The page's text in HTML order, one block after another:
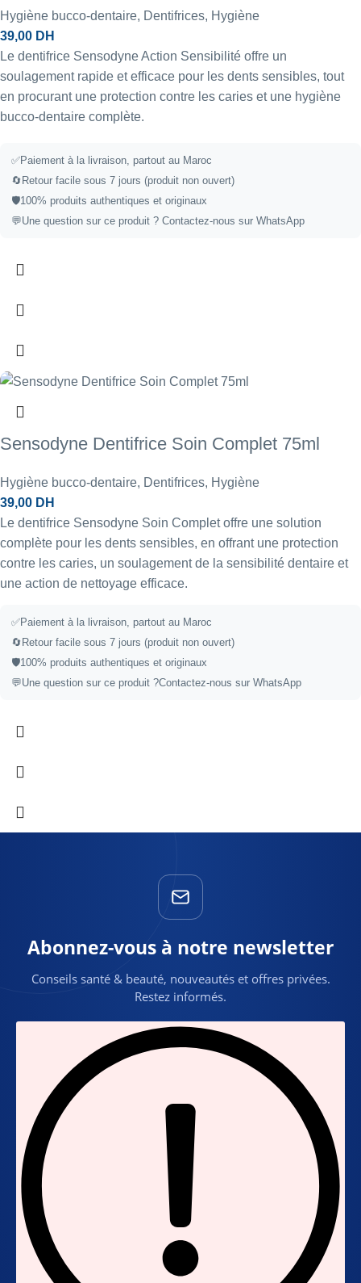
Hygiène bucco-dentaire, Dentifrices, Hygiène
39,00 DH
Le dentifrice Sensodyne Action Sensibilité offre un
soulagement rapide et efficace pour les dents sensibles, tout
en procurant une protection contre les caries et une hygiène
bucco-dentaire complète.
✅Paiement à la livraison, partout au Maroc
🔄Retour facile sous 7 jours (produit non ouvert)
🛡️100% produits authentiques et originaux
💬Une question sur ce produit ? Contactez-nous sur WhatsApp
Sensodyne Dentifrice Soin Complet 75ml
Hygiène bucco-dentaire, Dentifrices, Hygiène
39,00 DH
Le dentifrice Sensodyne Soin Complet offre une solution
complète pour les dents sensibles, en offrant une protection
contre les caries, un soulagement de la sensibilité dentaire et
une action de nettoyage efficace.
✅Paiement à la livraison, partout au Maroc
🔄Retour facile sous 7 jours (produit non ouvert)
🛡️100% produits authentiques et originaux
💬Une question sur ce produit ?Contactez-nous sur WhatsApp
Abonnez-vous à notre newsletter
Conseils santé & beauté, nouveautés et offres privées.
Restez informés.